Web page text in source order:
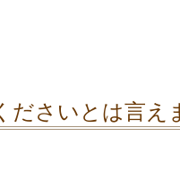
ださいとは言え